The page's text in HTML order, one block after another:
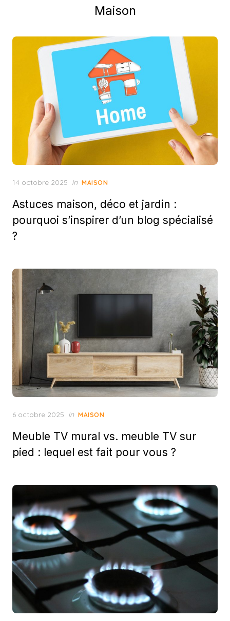
Maison
Posted
14 octobre 2025 in MAISON
Astuces maison, déco et jardin :
pourquoi s’inspirer d’un blog spécialisé
?
Posted
6 octobre 2025 in MAISON
Meuble TV mural vs. meuble TV sur
pied : lequel est fait pour vous ?